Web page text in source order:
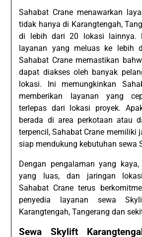
Sahabat Crane menawarkan
tidak hanya di Karangtengah,
di lebih dari 20 lokasi lainnya.
layanan yang meluas ke lebih
Sahabat Crane memastikan
dapat diakses oleh banyak
lokasi. Ini memungkinkan
memberikan layanan yang
terlepas dari lokasi proyek.
berada di area perkotaan atau
terpencil, Sahabat Crane memiliki
siap mendukung kebutuhan sewa
Dengan pengalaman yang
yang luas, dan jaringan
Sahabat Crane terus
penyedia layanan sewa
Karangtengah, Tangerang dan
Sewa Skylift